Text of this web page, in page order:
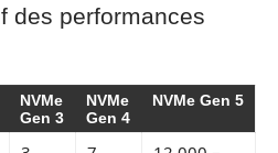
des performances
NVMe
Gen 3
NVMe
Gen 4
NVMe Gen 5